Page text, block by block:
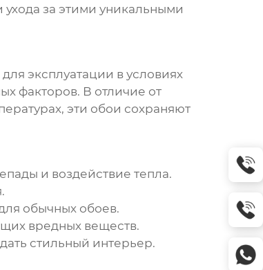
за этими уникальными
эксплуатации в условиях
факторов. В отличие от
эти обои сохраняют
и воздействие тепла.
обычных обоев.
вредных веществ.
стильный интерьер.